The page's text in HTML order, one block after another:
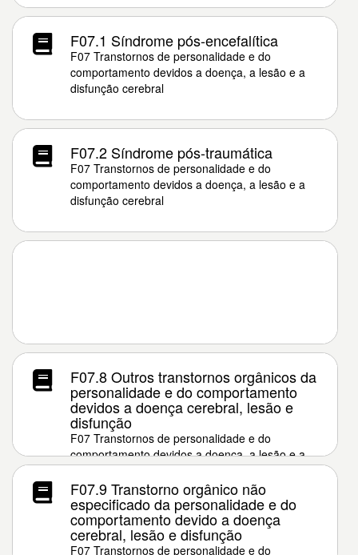
F07.1 Síndrome pós-encefalítica
F07 Transtornos de personalidade e do
comportamento devidos a doença, a lesão e a
disfunção cerebral
F07.2 Síndrome pós-traumática
F07 Transtornos de personalidade e do
comportamento devidos a doença, a lesão e a
disfunção cerebral
F07.8 Outros transtornos orgânicos da
personalidade e do comportamento
devidos a doença cerebral, lesão e
disfunção
F07 Transtornos de personalidade e do
comportamento devidos a doença, a lesão e a
disfunção cerebral
F07.9 Transtorno orgânico não
especificado da personalidade e do
comportamento devido a doença
cerebral, lesão e disfunção
F07 Transtornos de personalidade e do